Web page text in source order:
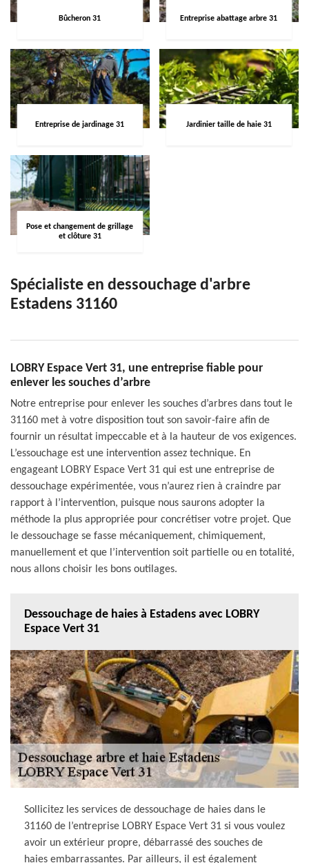
Bûcheron 31 Entreprise abattage arbre 31
Entreprise de jardinage 31 Jardinier taille de haie 31
Pose et changement de grillage
et clôture 31
Spécialiste en dessouchage d'arbre
Estadens 31160
LOBRY Espace Vert 31, une entreprise fiable pour
enlever les souches d’arbre
Notre entreprise pour enlever les souches d’arbres dans tout le
31160 met à votre disposition tout son savoir-faire afin de
fournir un résultat impeccable et à la hauteur de vos exigences.
L’essouchage est une intervention assez technique. En
engageant LOBRY Espace Vert 31 qui est une entreprise de
dessouchage expérimentée, vous n’aurez rien à craindre par
rapport à l’intervention, puisque nous saurons adopter la
méthode la plus appropriée pour concrétiser votre projet. Que
le dessouchage se fasse mécaniquement, chimiquement,
manuellement et que l’intervention soit partielle ou en totalité,
nous allons choisir les bons outilages.
Dessouchage de haies à Estadens avec LOBRY
Espace Vert 31
Sollicitez les services de dessouchage de haies dans le
31160 de l’entreprise LOBRY Espace Vert 31 si vous voulez
avoir un extérieur propre, débarrassé des souches de
haies embarrassantes. Par ailleurs, il est également